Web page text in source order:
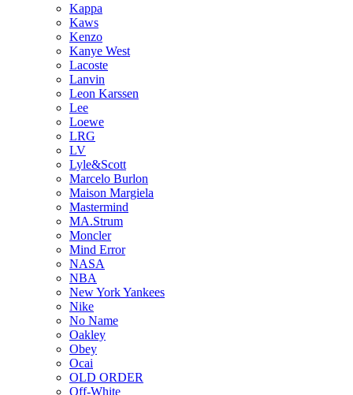
Kappa
Kaws
Kenzo
Kanye West
Lacoste
Lanvin
Leon Karssen
Lee
Loewe
LRG
LV
Lyle&Scott
Marcelo Burlon
Maison Margiela
Mastermind
MA.Strum
Moncler
Mind Error
NASA
NBA
New York Yankees
Nike
No Name
Oakley
Obey
Ocai
OLD ORDER
Off-White